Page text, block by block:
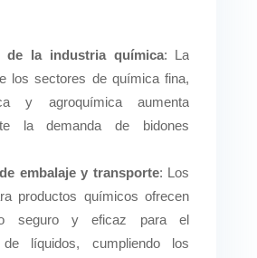
de la industria química: La
los sectores de química fina,
y agroquímica aumenta
la demanda de bidones
embalaje y transporte: Los
productos químicos ofrecen
seguro y eficaz para el
de líquidos, cumpliendo los